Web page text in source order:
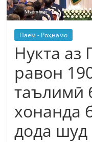
Паём - Роҳнамо
Нукта аз
равон
таълимӣ
хонанда
дода шуд